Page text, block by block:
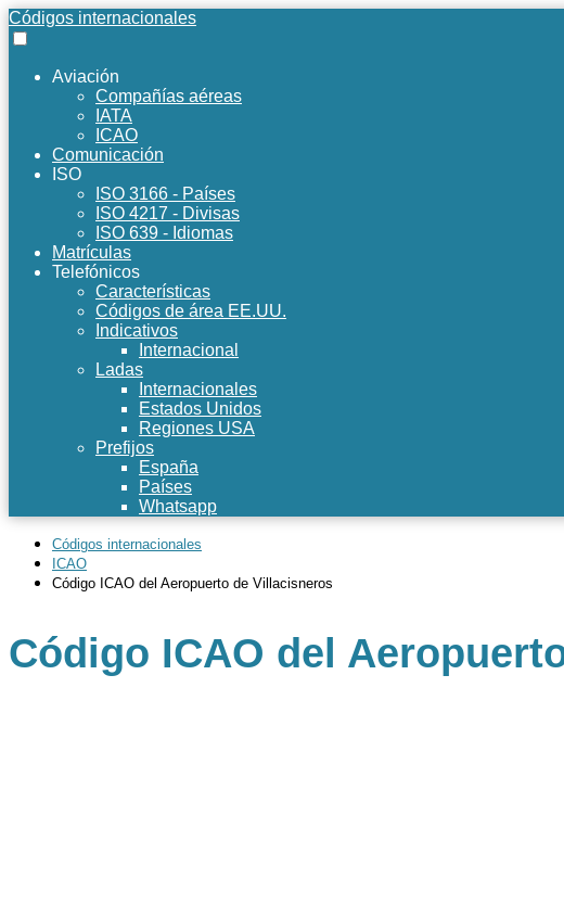
Códigos internacionales
Aviación
Compañías aéreas
IATA
ICAO
Comunicación
ISO
ISO 3166 - Países
ISO 4217 - Divisas
ISO 639 - Idiomas
Matrículas
Telefónicos
Características
Códigos de área EE.UU.
Indicativos
Internacional
Ladas
Internacionales
Estados Unidos
Regiones USA
Prefijos
España
Países
Whatsapp
Códigos internacionales
ICAO
Código ICAO del Aeropuerto de Villacisneros
Código ICAO del